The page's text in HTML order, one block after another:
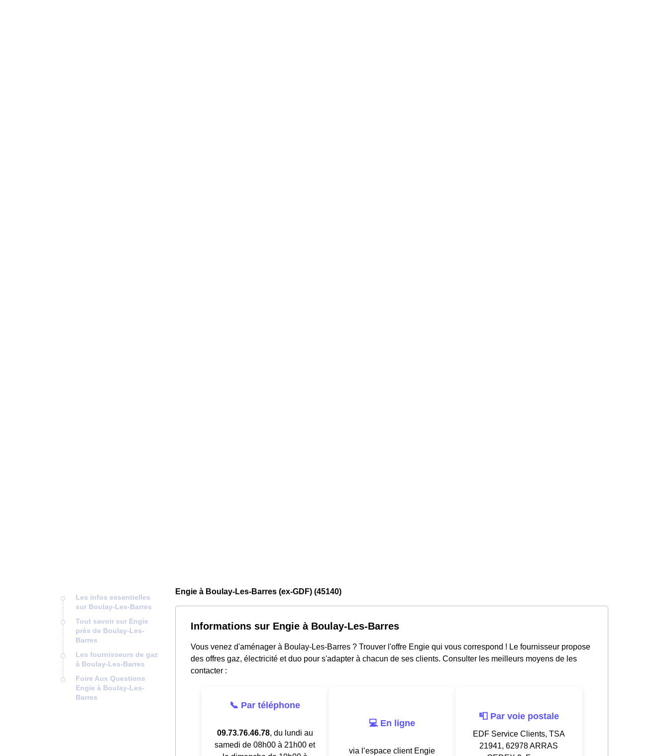
Les infos essentielles
sur Boulay-Les-Barres
Tout savoir sur Engie
près de Boulay-Les-
Barres
Les fournisseurs de gaz
à Boulay-Les-Barres
Foire Aux Questions
Engie à Boulay-Les-
Barres
Engie à Boulay-Les-Barres (ex-GDF) (45140)
Informations sur Engie à Boulay-Les-Barres
Vous venez d'aménager à Boulay-Les-Barres ? Trouver l'offre Engie qui vous correspond ! Le fournisseur propose
des offres gaz, électricité et duo pour s'adapter à chacun de ses clients. Consulter les meilleurs moyens de les
contacter :
📞 Par téléphone
09.73.76.46.78, du lundi au
samedi de 08h00 à 21h00 et
💻 En ligne
via l’espace client Engie
📮 Par voie postale
EDF Service Clients, TSA
21941, 62978 ARRAS